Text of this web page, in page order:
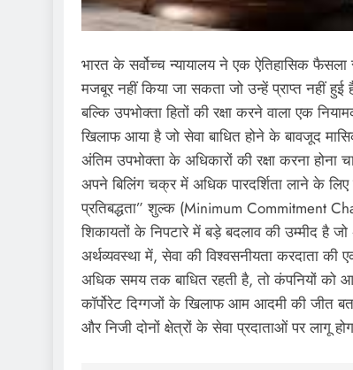
भारत के सर्वोच्च न्यायालय ने एक ऐतिहासिक
मजबूर नहीं किया जा सकता जो उन्हें प्राप्त नहीं
बल्कि उपभोक्ता हितों की रक्षा करने वाला एक
खिलाफ आया है जो सेवा बाधित होने के बावजूद
अंतिम उपभोक्ता के अधिकारों की रक्षा करना
अपने बिलिंग चक्र में अधिक पारदर्शिता लाने के
प्रतिबद्धता” शुल्क (Minimum Commitment
शिकायतों के निपटारे में बड़े बदलाव की उम्मीद है
अर्थव्यवस्था में, सेवा की विश्वसनीयता करदाता
अधिक समय तक बाधित रहती है, तो कंपनियों को
कॉर्पोरेट दिग्गजों के खिलाफ आम आदमी की जीत
और निजी दोनों क्षेत्रों के सेवा प्रदाताओं पर लागू